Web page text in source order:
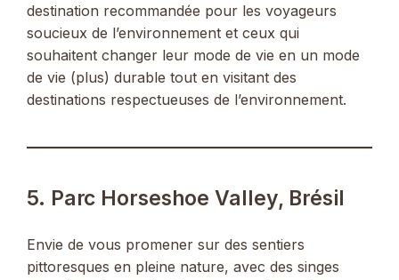
destination recommandée pour les voyageurs
soucieux de l’environnement et ceux qui
souhaitent changer leur mode de vie en un mode
de vie (plus) durable tout en visitant des
destinations respectueuses de l’environnement.
5. Parc Horseshoe Valley, Brésil
Envie de vous promener sur des sentiers
pittoresques en pleine nature, avec des singes